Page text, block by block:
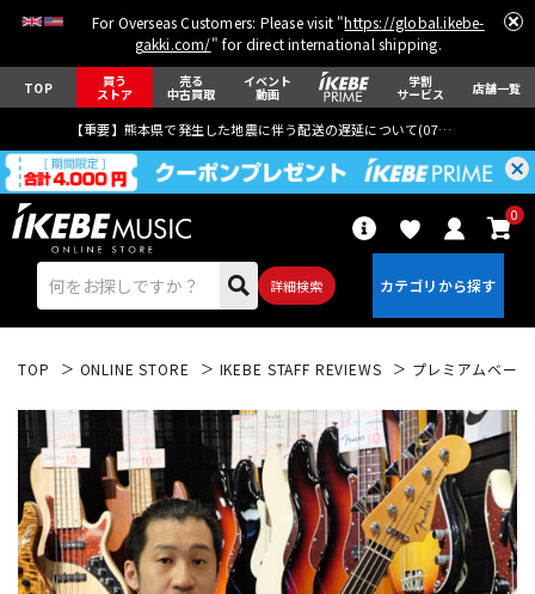
For Overseas Customers: Please visit "https://global.ikebe-
gakki.com/" for direct international shipping.
TOP 買う
ストア
売る
中古買取
イベント
動画
学割
サービス 店舗一覧
【重要】熊本県で発生した地震に伴う配送の遅延について(07月29日
詳細検索
0
エレキギター アコギ/エレアコ
ベース ウクレレ
TOP ONLINE STORE IKEBE STAFF REVIEWS プレミアムベー